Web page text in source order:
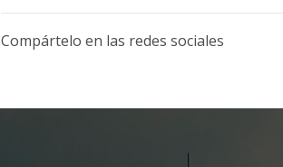
Compártelo en las redes sociales